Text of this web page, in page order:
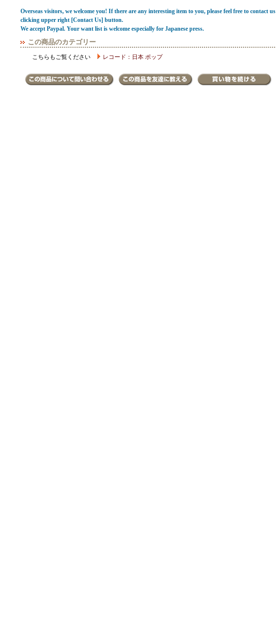
Overseas visitors, we welcome you! If there are any interesting item to you, please feel free to contact us
clicking upper right [Contact Us] button.
We accept Paypal. Your want list is welcome especially for Japanese press.
この商品のカテゴリー
こちらもご覧ください レコード：日本 ポップ